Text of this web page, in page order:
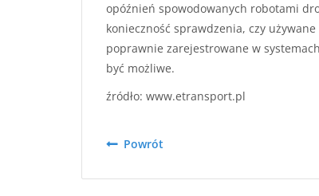
opóźnień spowodowanych robotami
konieczność sprawdzenia, czy
poprawnie zarejestrowane w
być możliwe.
źródło: www.etransport.pl
Powrót